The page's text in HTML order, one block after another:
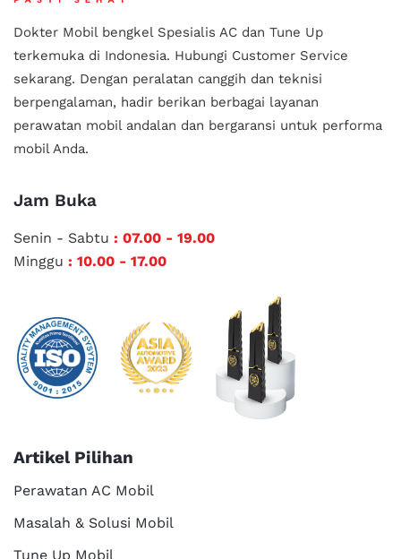
Dokter Mobil bengkel Spesialis AC dan Tune Up
terkemuka di Indonesia. Hubungi Customer Service
sekarang. Dengan peralatan canggih dan teknisi
berpengalaman, hadir berikan berbagai layanan
perawatan mobil andalan dan bergaransi untuk performa
mobil Anda.
Jam Buka
Senin - Sabtu : 07.00 - 19.00
Minggu : 10.00 - 17.00
Artikel Pilihan
Perawatan AC Mobil
Masalah & Solusi Mobil
Tune Up Mobil